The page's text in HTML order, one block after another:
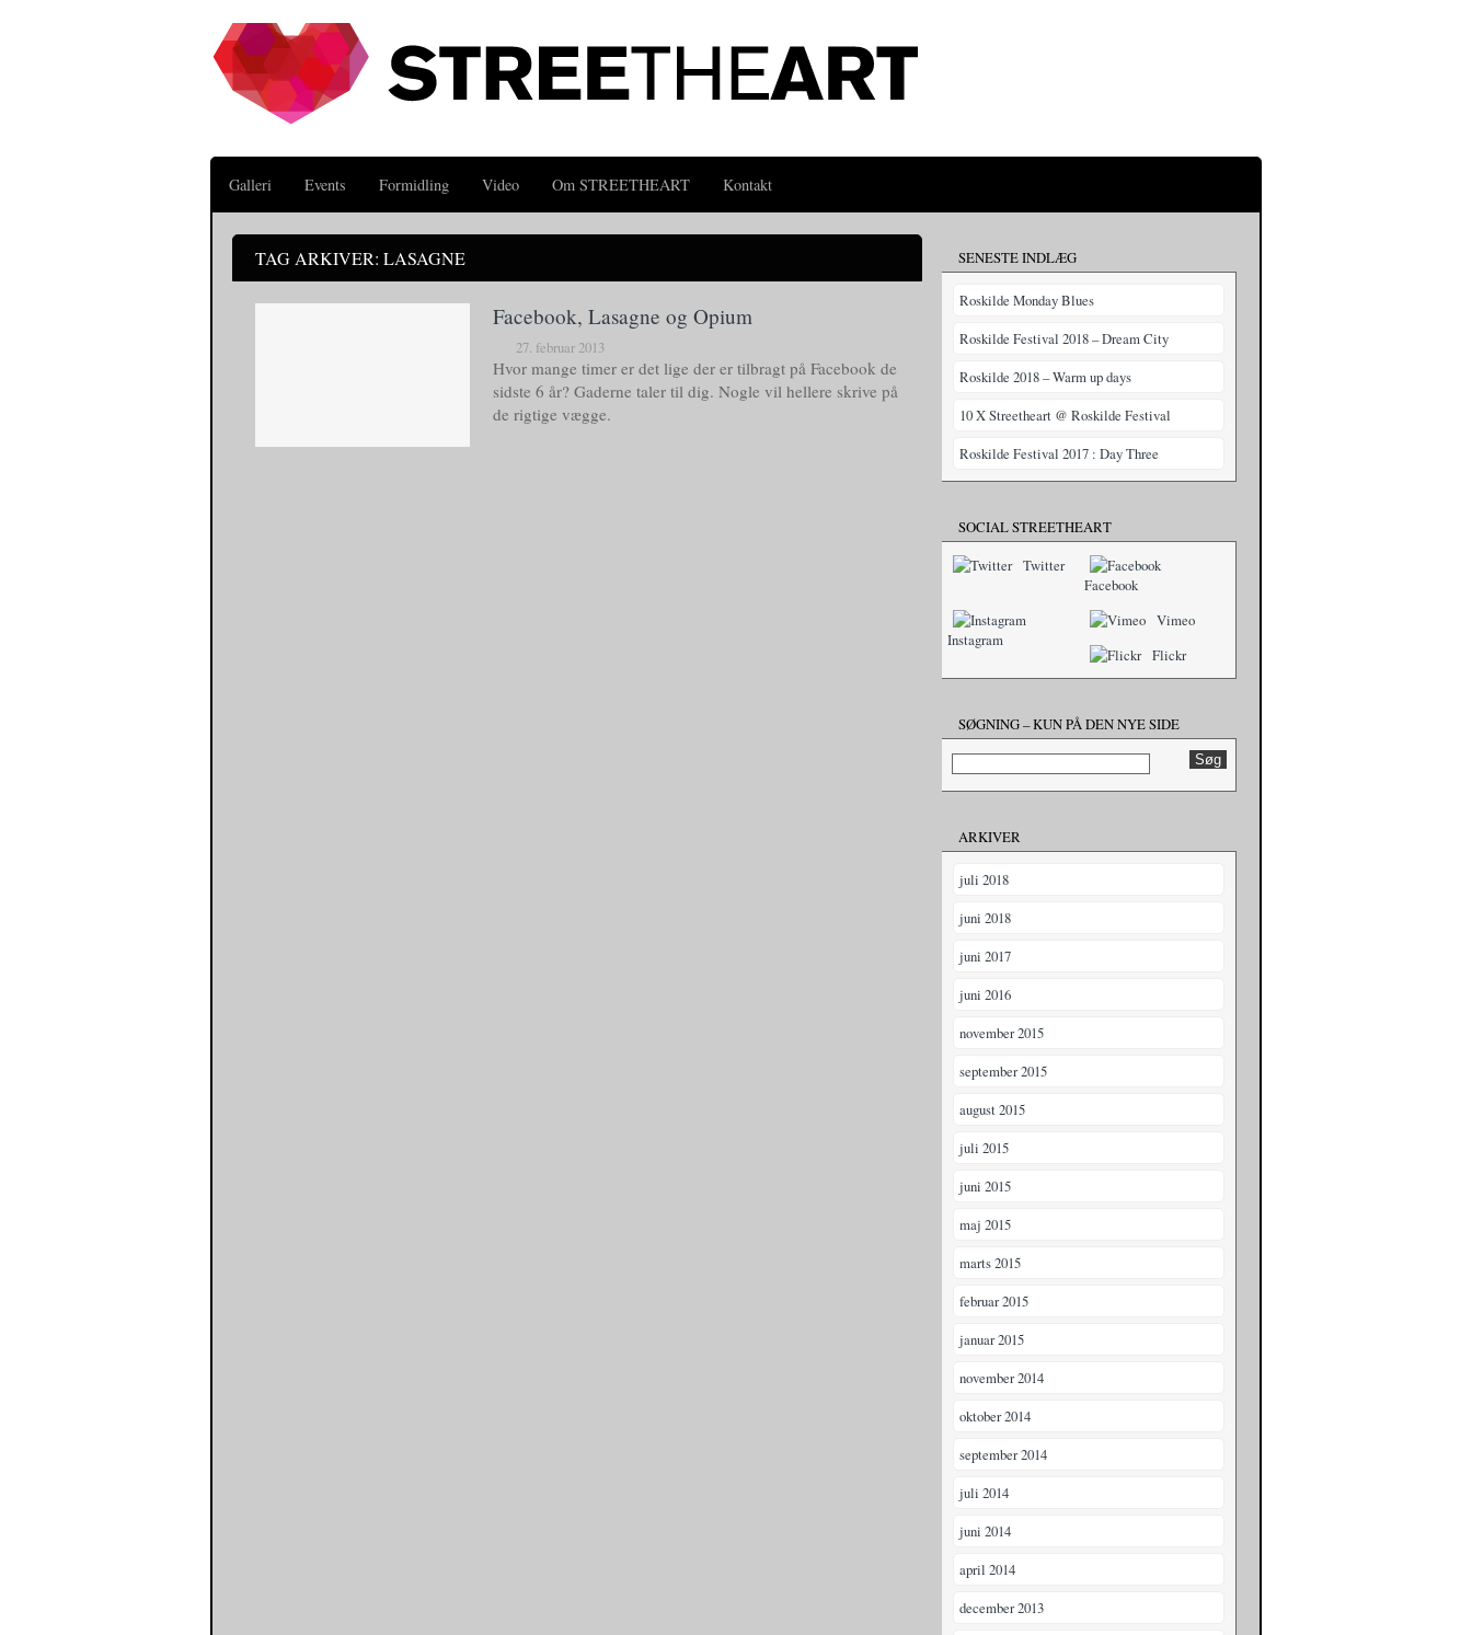
Galleri Events Formidling Video Om STREETHEART Kontakt
TAG ARKIVER: LASAGNE
Facebook, Lasagne og Opium
27. februar 2013
Hvor mange timer er det lige der er tilbragt på Facebook de
sidste 6 år? Gaderne taler til dig. Nogle vil hellere skrive på
de rigtige vægge.
SENESTE INDLÆG
Roskilde Monday Blues
Roskilde Festival 2018 – Dream City
Roskilde 2018 – Warm up days
10 X Streetheart @ Roskilde Festival
Roskilde Festival 2017 : Day Three
SOCIAL STREETHEART
Twitter
Facebook
Instagram
Vimeo
Flickr
SØGNING – KUN PÅ DEN NYE SIDE
ARKIVER
juli 2018
juni 2018
juni 2017
juni 2016
november 2015
september 2015
august 2015
juli 2015
juni 2015
maj 2015
marts 2015
februar 2015
januar 2015
november 2014
oktober 2014
september 2014
juli 2014
juni 2014
april 2014
december 2013